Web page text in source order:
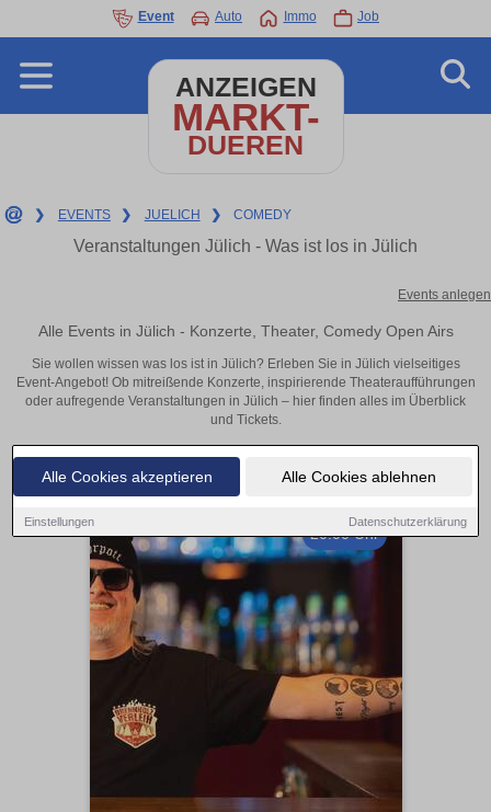
Alle Cookies akzeptieren Alle Cookies ablehnen
Einstellungen Datenschutzerklärung
Event Auto Immo Job
ANZEIGEN
MARKT-
DUEREN
❯ EVENTS ❯ JUELICH ❯ COMEDY
Veranstaltungen Jülich - Was ist los in Jülich
Events anlegen
Alle Events in Jülich - Konzerte, Theater, Comedy Open Airs
Sie wollen wissen was los ist in Jülich? Erleben Sie in Jülich vielseitiges
Event-Angebot! Ob mitreißende Konzerte, inspirierende Theateraufführungen
oder aufregende Veranstaltungen in Jülich – hier finden alles im Überblick
und Tickets.
20:00 Uhr